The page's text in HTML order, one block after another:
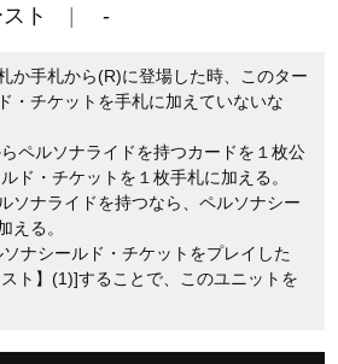
ト -
か手札から(R)に登場した時、このター
・チケットを手札に加えていないな
ペルソナライドを持つカードを１枚公
ド・チケットを１枚手札に加える。
ソナライドを持つなら、ペルソナシー
える。
ナシールド・チケットをプレイした
ト】(1)]することで、このユニットを